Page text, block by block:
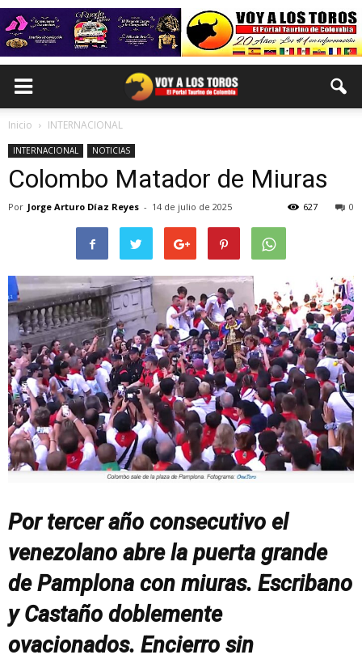
Inicio INTERNACIONAL
INTERNACIONAL NOTICIAS
Colombo Matador de Miuras
Por Jorge Arturo Díaz Reyes - 14 de julio de 2025 0
627
Por tercer año consecutivo el
venezolano abre la puerta grande
de Pamplona con miuras. Escribano
y Castaño doblemente
ovacionados. Encierro sin